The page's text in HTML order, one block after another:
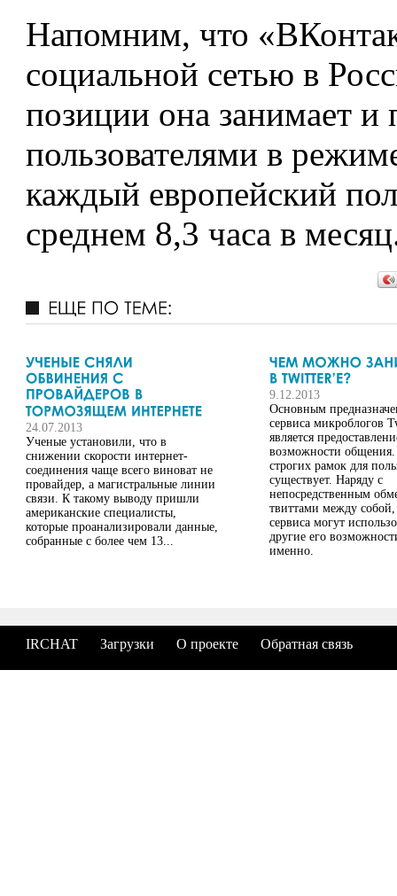
Напомним, что
социальной сетью в
позиции она занимает
пользователями в
каждый европейский
среднем 8,3 часа в
24.07.2013
Ученые установили, что в
снижении скорости интернет-
соединения чаще всего виноват не
провайдер, а магистральные линии
связи. К такому выводу пришли
американские специалисты,
которые проанализировали данные,
собранные с более чем 13...
9.12.2013
Основным
сервиса микроблогов
является
возможности
строгих рамок для
существует. Наряду с
непосредственным
твиттами между собой,
сервиса могут
другие его
именно.
IRCHAT Загрузки О проекте Обратная связь